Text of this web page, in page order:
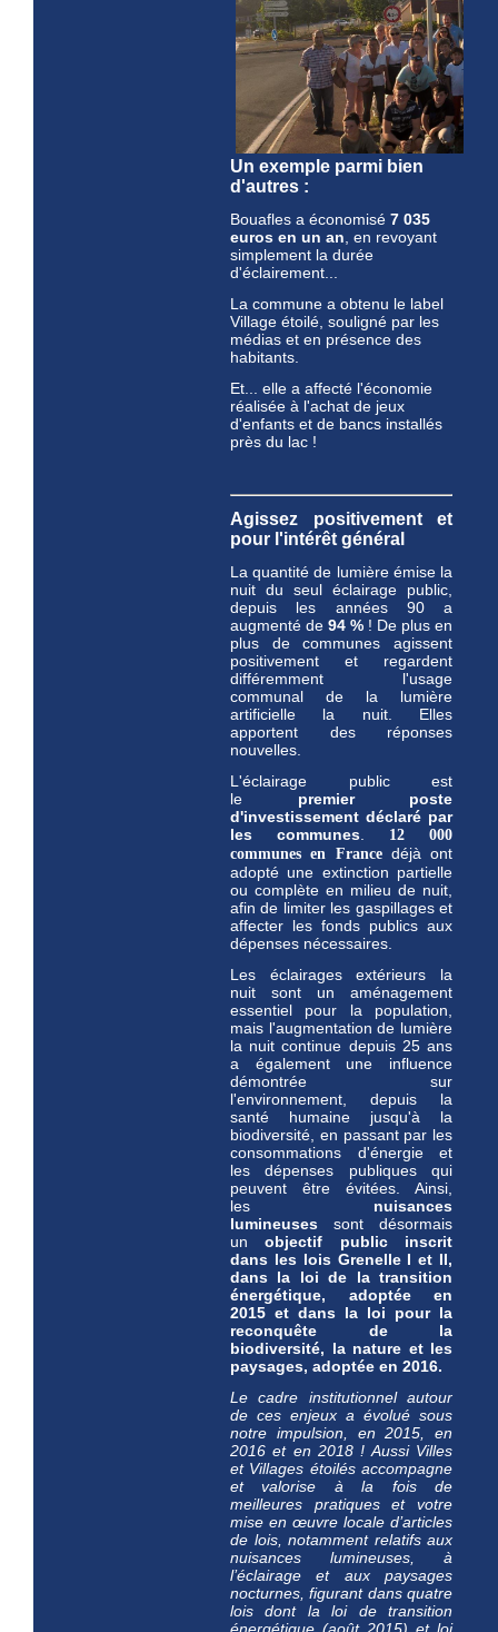
Un exemple parmi bien
d'autres :
Bouafles a économisé 7 035
euros en un an, en revoyant
simplement la durée
d'éclairement...
La commune a obtenu le label
Village étoilé, souligné par les
médias et en présence des
habitants.
Et... elle a affecté l'économie
réalisée à l'achat de jeux
d'enfants et de bancs installés
près du lac !
Agissez positivement et
pour l'intérêt général
La quantité de lumière émise la
nuit du seul éclairage public,
depuis les années 90 a
augmenté de 94 % ! De plus en
plus de communes agissent
positivement et regardent
différemment l'usage
communal de la lumière
artificielle la nuit. Elles
apportent des réponses
nouvelles.
L'éclairage public est
le premier
poste
d'investissement déclaré par
les communes. 12 000
communes en France déjà ont
adopté une extinction partielle
ou complète en milieu de nuit,
afin de limiter les gaspillages et
affecter les fonds publics aux
dépenses nécessaires.
Les éclairages extérieurs la
nuit sont un aménagement
essentiel pour la population,
mais l'augmentation de lumière
la nuit continue depuis 25 ans
a également une influence
démontrée sur
l'environnement, depuis la
santé humaine jusqu'à la
biodiversité, en passant par les
consommations d'énergie et
les dépenses publiques qui
peuvent être évitées. Ainsi,
les nuisances
lumineuses sont désormais
unobjectif public inscrit
dans les lois Grenelle I et II,
dans la loi de la transition
énergétique, adoptée en
2015 et dans la loi pour la
reconquête de la
biodiversité, la nature et les
paysages, adoptée en 2016.
Le cadre institutionnel autour
de ces enjeux a évolué sous
notre impulsion, en 2015, en
2016 et en 2018 ! Aussi Villes
et Villages étoilés accompagne
et valorise à la fois de
meilleures pratiques et votre
mise en œuvre locale d’articles
de lois, notamment relatifs aux
nuisances lumineuses, à
l’éclairage et aux paysages
nocturnes, figurant dans quatre
lois dont la loi de transition